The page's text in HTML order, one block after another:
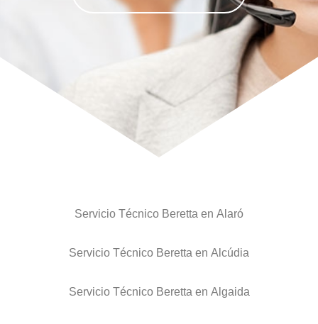
Servicio Técnico Beretta en Alaró
Servicio Técnico Beretta en Alcúdia
Servicio Técnico Beretta en Algaida